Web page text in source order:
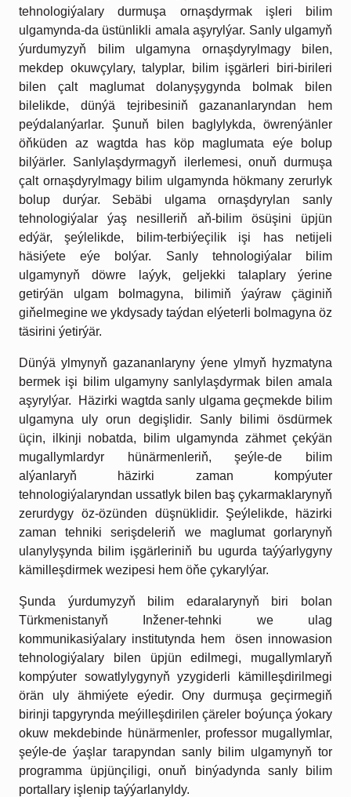
tehnologiýalary durmuşa ornaşdyrmak işleri bilim
ulgamynda-da üstünlikli amala aşyrylýar. Sanly ulgamyň
ýurdumyzyň bilim ulgamyna ornaşdyrylmagy bilen,
mekdep okuwçylary, talyplar, bilim işgärleri biri-birileri
bilen çalt maglumat dolanyşygynda bolmak bilen
bilelikde, dünýä tejribesiniň gazananlaryndan hem
peýdalanýarlar. Şunuň bilen baglylykda, öwrenýänler
öňküden az wagtda has köp maglumata eýe bolup
bilýärler. Sanlylaşdyrmagyň ilerlemesi, onuň durmuşa
çalt ornaşdyrylmagy bilim ulgamynda hökmany zerurlyk
bolup durýar. Sebäbi ulgama ornaşdyrylan sanly
tehnologiýalar ýaş nesilleriň aň-bilim ösüşini üpjün
edýär, şeýlelikde, bilim-terbiýeçilik işi has netijeli
häsiýete eýe bolýar. Sanly tehnologiýalar bilim
ulgamynyň döwre laýyk, geljekki talaplary ýerine
getirýän ulgam bolmagyna, bilimiň ýaýraw çäginiň
giňelmegine we ykdysady taýdan elýeterli bolmagyna öz
täsirini ýetirýär.
Dünýä ylmynyň gazananlaryny ýene ylmyň hyzmatyna
bermek işi bilim ulgamyny sanlylaşdyrmak bilen amala
aşyrylýar. Häzirki wagtda sanly ulgama geçmekde bilim
ulgamyna uly orun degişlidir. Sanly bilimi ösdürmek
üçin, ilkinji nobatda, bilim ulgamynda zähmet çekýän
mugallymlardyr hünärmenleriň, şeýle-de bilim
alýanlaryň häzirki zaman kompýuter
tehnologiýalaryndan ussatlyk bilen baş çykarmaklarynyň
zerurdygy öz-özünden düşnüklidir. Şeýlelikde, häzirki
zaman tehniki serişdeleriň we maglumat gorlarynyň
ulanylyşynda bilim işgärleriniň bu ugurda taýýarlygyny
kämilleşdirmek wezipesi hem öňe çykarylýar.
Şunda ýurdumyzyň bilim edaralarynyň biri bolan
Türkmenistanyň Inžener-tehnki we ulag
kommunikasiýalary institutynda hem
ösen innowasion
tehnologiýalary bilen üpjün edilmegi, mugallymlaryň
kompýuter sowatlylygynyň yzygiderli kämilleşdirilmegi
örän uly ähmiýete eýedir. Ony durmuşa geçirmegiň
birinji tapgyrynda meýilleşdirilen çäreler boýunça ýokary
okuw mekdebinde hünärmenler, professor mugallymlar,
şeýle-de ýaşlar tarapyndan sanly bilim ulgamynyň tor
programma üpjünçiligi, onuň binýadynda sanly bilim
portallary işlenip taýýarlanyldy.